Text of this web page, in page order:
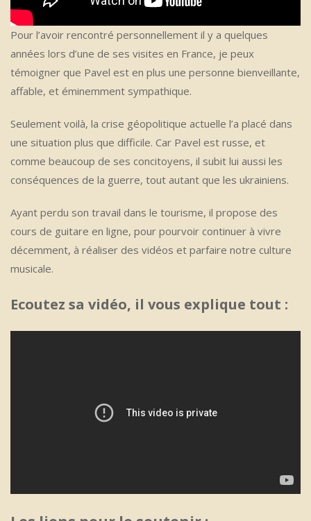
Pour l’avoir rencontré personnellement il y a quelques
années lors d’une de ses visites en France, je peux
témoigner que Pavel est en plus une personne bienveillante,
affable, et éminemment sympathique.
Seulement voilà, la crise géopolitique actuelle l’a placé dans
une situation plus que difficile. Car Pavel est russe, et
comme beaucoup de ses concitoyens, il subit lui aussi les
conséquences de la guerre, tout autant que les ukrainiens.
Ayant perdu son travail dans le tourisme, il propose des
cours de guitare en ligne, pour pourvoir continuer à vivre
décemment, à réaliser des vidéos et parfaire notre culture
musicale.
Ecoutez sa vidéo, il vous explique tout :